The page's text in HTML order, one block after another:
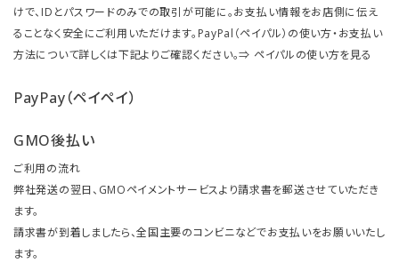
けで、IDとパスワードのみでの取引が可能に。お支払い情報をお店側に伝え
ることなく安全にご利用いただけます。PayPal（ペイパル）の使い方・お支払い
方法について詳しくは下記よりご確認ください。⇒ ペイパルの使い方を見る
PayPay（ペイペイ）
GMO後払い
ご利用の流れ
弊社発送の翌日、GMOペイメントサービスより請求書を郵送させていただき
ます。
請求書が到着しましたら、全国主要のコンビニなどでお支払いをお願いいたし
ます。